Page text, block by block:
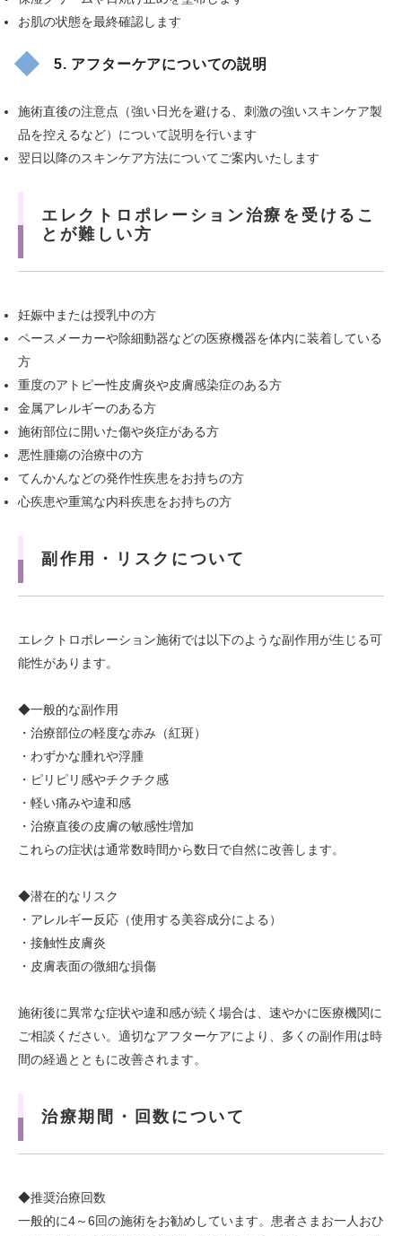
お肌の状態を最終確認します
5. アフターケアについての説明
施術直後の注意点（強い日光を避ける、刺激の強いスキンケア製
品を控えるなど）について説明を行います
翌日以降のスキンケア方法についてご案内いたします
エレクトロポレーション治療を受けるこ
とが難しい方
妊娠中または授乳中の方
ペースメーカーや除細動器などの医療機器を体内に装着している
方
重度のアトピー性皮膚炎や皮膚感染症のある方
金属アレルギーのある方
施術部位に開いた傷や炎症がある方
悪性腫瘍の治療中の方
てんかんなどの発作性疾患をお持ちの方
心疾患や重篤な内科疾患をお持ちの方
副作用・リスクについて
エレクトロポレーション施術では以下のような副作用が生じる可
能性があります。
◆一般的な副作用
・治療部位の軽度な赤み（紅斑）
・わずかな腫れや浮腫
・ピリピリ感やチクチク感
・軽い痛みや違和感
・治療直後の皮膚の敏感性増加
これらの症状は通常数時間から数日で自然に改善します。
◆潜在的なリスク
・アレルギー反応（使用する美容成分による）
・接触性皮膚炎
・皮膚表面の微細な損傷
施術後に異常な症状や違和感が続く場合は、速やかに医療機関に
ご相談ください。適切なアフターケアにより、多くの副作用は時
間の経過とともに改善されます。
治療期間・回数について
◆推奨治療回数
一般的に4～6回の施術をお勧めしています。患者さまお一人おひ